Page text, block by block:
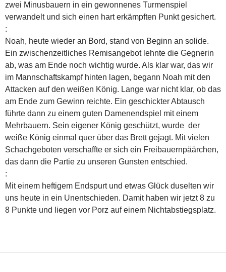
zwei Minusbauern in ein gewonnenes Turmenspiel
verwandelt und sich einen hart erkämpften Punkt gesichert.
:
Noah, heute wieder an Bord, stand von Beginn an solide.
Ein zwischenzeitliches Remisangebot lehnte die Gegnerin
ab, was am Ende noch wichtig wurde. Als klar war, das wir
im Mannschaftskampf hinten lagen, begann Noah mit den
Attacken auf den weißen König. Lange war nicht klar, ob das
am Ende zum Gewinn reichte. Ein geschickter Abtausch
führte dann zu einem guten Damenendspiel mit einem
Mehrbauern. Sein eigener König geschützt, wurde der
weiße König einmal quer über das Brett gejagt. Mit vielen
Schachgeboten verschaffte er sich ein Freibauernpäärchen,
das dann die Partie zu unseren Gunsten entschied.
:
Mit einem heftigem Endspurt und etwas Glück duselten wir
uns heute in ein Unentschieden. Damit haben wir jetzt 8 zu
8 Punkte und liegen vor Porz auf einem Nichtabstiegsplatz.